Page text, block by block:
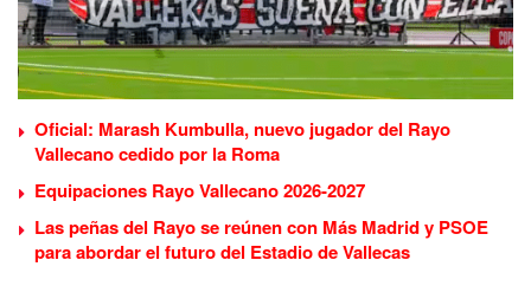
Oficial: Marash Kumbulla, nuevo jugador del Rayo
Vallecano cedido por la Roma
Equipaciones Rayo Vallecano 2026-2027
Las peñas del Rayo se reúnen con Más Madrid y PSOE
para abordar el futuro del Estadio de Vallecas